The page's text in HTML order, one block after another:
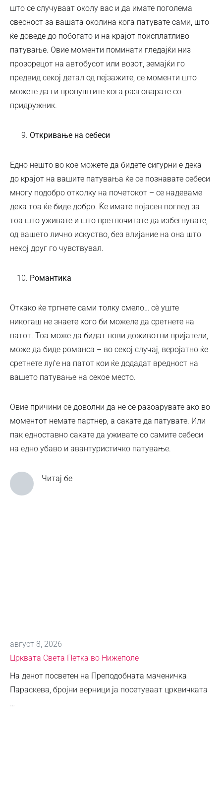
што се случуваат околу вас и да имате поголема
свесност за вашата околина кога патувате сами, што
ќе доведе до побогато и на крајот поисплатливо
патување. Овие моменти поминати гледајќи низ
прозорецот на автобусот или возот, земајќи го
предвид секој детал од пејзажите, се моменти што
можете да ги пропуштите кога разговарате со
придружник.
Откривање на себеси
Едно нешто во кое можете да бидете сигурни е дека
до крајот на вашите патувања ќе се познавате себеси
многу подобро отколку на почетокот – се надеваме
дека тоа ќе биде добро. Ќе имате појасен поглед за
тоа што уживате и што претпочитате да избегнувате,
од вашето лично искуство, без влијание на она што
некој друг го чувствувал.
Романтика
Откако ќе тргнете сами толку смело… сè уште
никогаш не знаете кого би можеле да сретнете на
патот. Тоа може да бидат нови доживотни пријатели,
може да биде романса – во секој случај, веројатно ќе
сретнете луѓе на патот кои ќе додадат вредност на
вашето патување на секое место.
Овие причини се доволни да не се разоарувате ако во
моментот немате партнер, а сакате да патувате. Или
пак едноставно сакате да уживате со самите себеси
на едно убаво и авантуристичко патување.
Читај бе
август 8, 2026
Црквата Света Петка во Нижеполе
На денот посветен на Преподобната маченичка
Параскева, бројни верници ја посетуваат црквичката
…